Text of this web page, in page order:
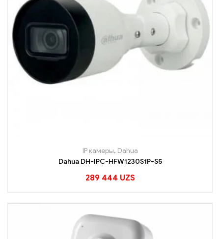
IP камеры, Dahua
Dahua DH-IPC-HFW1230S1P-S5
289 444 UZS